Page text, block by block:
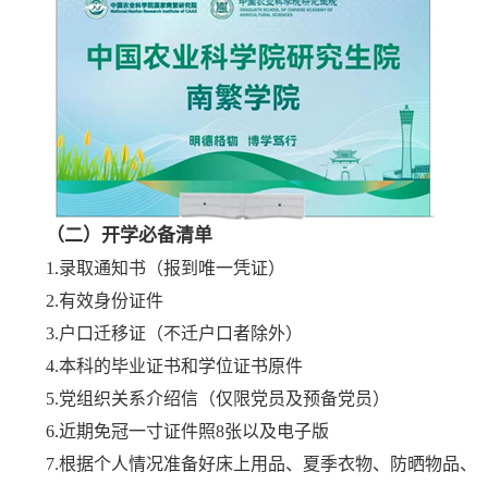
（二）开学必备清单
1.录取通知书（报到唯一凭证）
2.有效身份证件
3.户口迁移证（不迁户口者除外）
4.本科的毕业证书和学位证书原件
5.党组织关系介绍信（仅限党员及预备党员）
6.近期免冠一寸证件照8张以及电子版
7.根据个人情况准备好床上用品、夏季衣物、防晒物品、